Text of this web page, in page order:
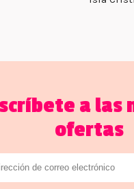
a las
ofertas